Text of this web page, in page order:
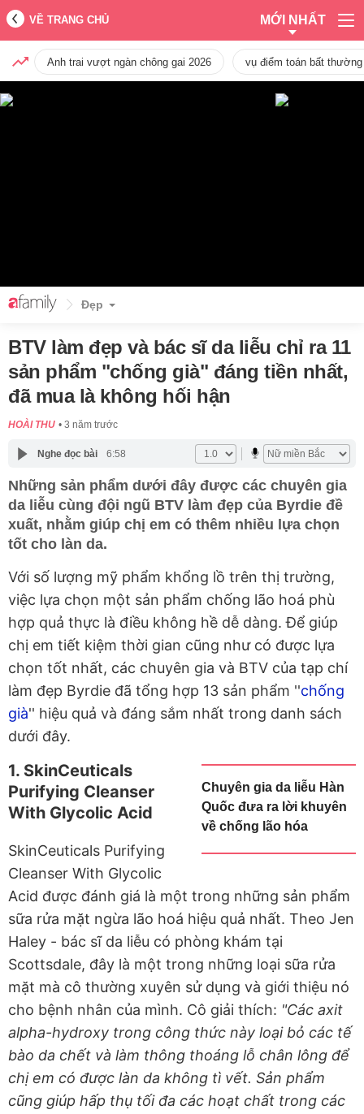
VỀ TRANG CHỦ MỚI NHẤT
Anh trai vượt ngàn chông gai 2026 vụ điểm toán bất
Đẹp
BTV làm đẹp và bác sĩ da liễu chỉ ra 11
sản phẩm "chống già" đáng tiền nhất,
đã mua là không hối hận
HOÀI THU 3 năm trước
Nghe đọc bài 6:58
Những sản phẩm dưới đây được các chuyên gia
da liễu cùng đội ngũ BTV làm đẹp của Byrdie đề
xuất, nhằm giúp chị em có thêm nhiều lựa chọn
tốt cho làn da.
Với số lượng mỹ phẩm khổng lồ trên thị trường,
việc lựa chọn một sản phẩm chống lão hoá phù
hợp quả thực là điều không hề dễ dàng. Để giúp
chị em tiết kiệm thời gian cũng như có được lựa
chọn tốt nhất, các chuyên gia và BTV của tạp chí
làm đẹp Byrdie đã tổng hợp 13 sản phẩm ''chống
già'' hiệu quả và đáng sắm nhất trong danh sách
dưới đây.
Chuyên gia da liễu Hàn
Quốc đưa ra lời khuyên
về chống lão hóa
1. SkinCeuticals
Purifying Cleanser
With Glycolic Acid
SkinCeuticals Purifying
Cleanser With Glycolic
Acid được đánh giá là một trong những sản phẩm
sữa rửa mặt ngừa lão hoá hiệu quả nhất. Theo Jen
Haley - bác sĩ da liễu có phòng khám tại
Scottsdale, đây là một trong những loại sữa rửa
mặt mà cô thường xuyên sử dụng và giới thiệu nó
cho bệnh nhân của mình. Cô giải thích: "Các axit
alpha-hydroxy trong công thức này loại bỏ các tế
bào da chết và làm thông thoáng lỗ chân lông để
chị em có được làn da không tì vết. Sản phẩm
cũng giúp hấp thụ tối đa các hoạt chất trong các